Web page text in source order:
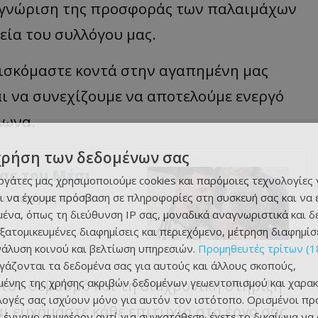
της προσφοράς των παλαιμάχων
του συλλόγου μας.
κοντά στην αγαπημένη μας
να συνεχίζουμε να αποτελούμε ενεργό
του Μέσι
πατέρας του σε
σεβασμό και τη διαχρονική στήριξη
ευχόμαστε κάθε επιτυχία στο έργο σας,
των δεδομένων σας
μας χρησιμοποιούμε cookies και παρόμοιες τεχνολογίες
να έχουμε πρόσβαση σε πληροφορίες στη συσκευή σας και να
όπως τη διεύθυνση IP σας, μοναδικά αναγνωριστικά και
διαφημίσεις και περιεχόμενο, μέτρηση
κοινού και βελτίωση υπηρεσιών. Προμηθευτές τρίτων
τα δεδομένα σας για αυτούς και άλλους σκοπούς,
της χρήσης ακριβών δεδομένων γεωεντοπισμού και
σας ισχύουν μόνο για αυτόν τον ιστότοπο. Ορισμένοι